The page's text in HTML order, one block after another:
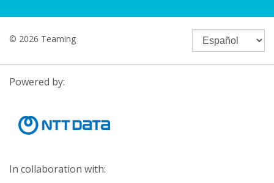
© 2026 Teaming
Powered by:
In collaboration with: